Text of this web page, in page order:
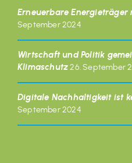
Erneuerbare Energieträger
September 2024
Wirtschaft und Politik
Klimaschutz 26. September
Digitale Nachhaltigkeit ist
September 2024